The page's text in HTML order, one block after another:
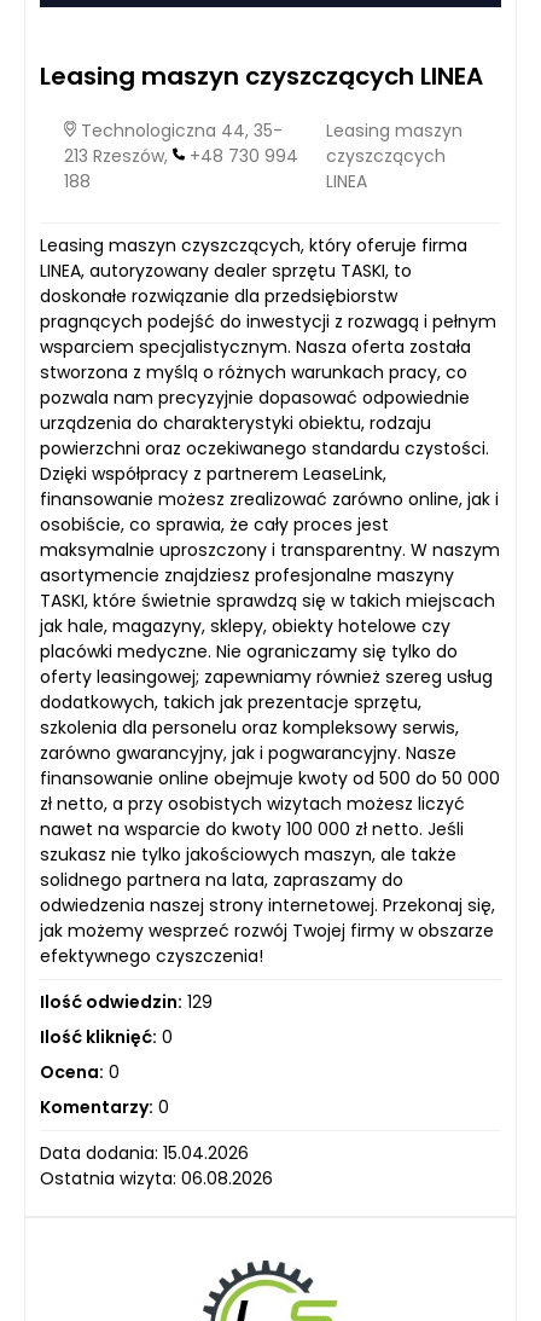
Leasing maszyn czyszczących LINEA
Technologiczna 44, 35-
213 Rzeszów,
+48 730 994
188
Leasing maszyn
czyszczących
LINEA
Leasing maszyn czyszczących, który oferuje firma
LINEA, autoryzowany dealer sprzętu TASKI, to
doskonałe rozwiązanie dla przedsiębiorstw
pragnących podejść do inwestycji z rozwagą i pełnym
wsparciem specjalistycznym. Nasza oferta została
stworzona z myślą o różnych warunkach pracy, co
pozwala nam precyzyjnie dopasować odpowiednie
urządzenia do charakterystyki obiektu, rodzaju
powierzchni oraz oczekiwanego standardu czystości.
Dzięki współpracy z partnerem LeaseLink,
finansowanie możesz zrealizować zarówno online, jak i
osobiście, co sprawia, że cały proces jest
maksymalnie uproszczony i transparentny. W naszym
asortymencie znajdziesz profesjonalne maszyny
TASKI, które świetnie sprawdzą się w takich miejscach
jak hale, magazyny, sklepy, obiekty hotelowe czy
placówki medyczne. Nie ograniczamy się tylko do
oferty leasingowej; zapewniamy również szereg usług
dodatkowych, takich jak prezentacje sprzętu,
szkolenia dla personelu oraz kompleksowy serwis,
zarówno gwarancyjny, jak i pogwarancyjny. Nasze
finansowanie online obejmuje kwoty od 500 do 50 000
zł netto, a przy osobistych wizytach możesz liczyć
nawet na wsparcie do kwoty 100 000 zł netto. Jeśli
szukasz nie tylko jakościowych maszyn, ale także
solidnego partnera na lata, zapraszamy do
odwiedzenia naszej strony internetowej. Przekonaj się,
jak możemy wesprzeć rozwój Twojej firmy w obszarze
efektywnego czyszczenia!
Ilość odwiedzin: 129
Ilość kliknięć: 0
Ocena: 0
Komentarzy: 0
Data dodania: 15.04.2026
Ostatnia wizyta: 06.08.2026